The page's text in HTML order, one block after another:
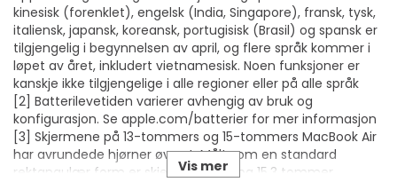
kinesisk (forenklet), engelsk (India, Singapore), fransk, tysk,
italiensk, japansk, koreansk, portugisisk (Brasil) og spansk er
tilgjengelig i begynnelsen av april, og flere språk kommer i
løpet av året, inkludert vietnamesisk. Noen funksjoner er
kanskje ikke tilgjengelige i alle regioner eller på alle språk
[2] Batterilevetiden varierer avhengig av bruk og
konfigurasjon. Se apple.com/batterier for mer informasjon
[3] Skjermene på 13-tommers og 15-tommers MacBook Air
har avrundede hjørner øverst. Målt som en standard
rektangulær form er skjermene 13,6 og 15,3 tommer
Vis mer